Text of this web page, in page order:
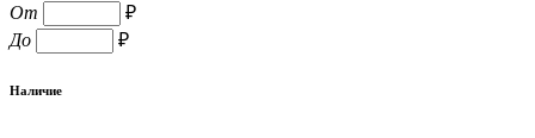
От
₽
До
₽
Наличие